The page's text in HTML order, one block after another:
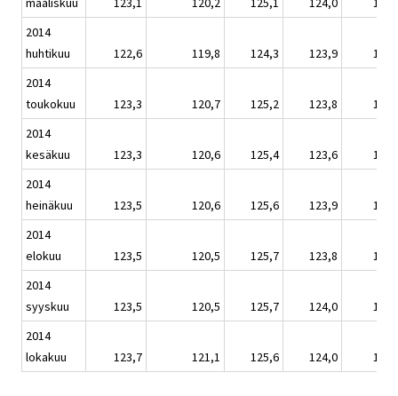
2014
huhtikuu
122,6 119,8 124,3 123,9
2014
toukokuu
123,3 120,7 125,2 123,8
2014
kesäkuu
123,3 120,6 125,4 123,6
2014
heinäkuu
123,5 120,6 125,6 123,9
2014
elokuu
123,5 120,5 125,7 123,8
2014
syyskuu
123,5 120,5 125,7 124,0
2014
lokakuu
123,7 121,1 125,6 124,0